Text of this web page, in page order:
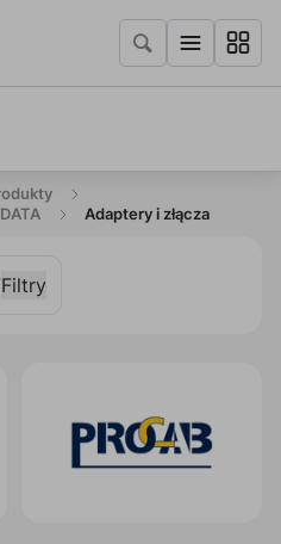
Adaptery i złącza
Filtry